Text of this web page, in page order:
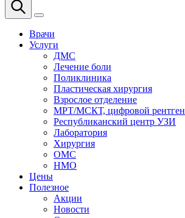
Врачи
Услуги
ДМС
Лечение боли
Поликлиника
Пластическая хирургия
Взрослое отделение
МРТ/МСКТ, цифровой рентген
Республиканский центр УЗИ
Лаборатория
Хирургия
ОМС
НМО
Цены
Полезное
Акции
Новости